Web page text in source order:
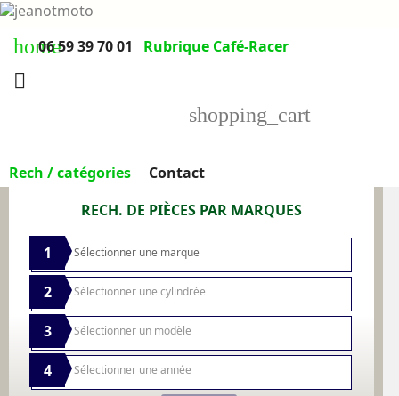
home06 59 39 70 01 Rubrique Café-Racer

shopping_cart
Rech / catégories
Contact
RECH. DE PIÈCES PAR MARQUES
1
2
3
4